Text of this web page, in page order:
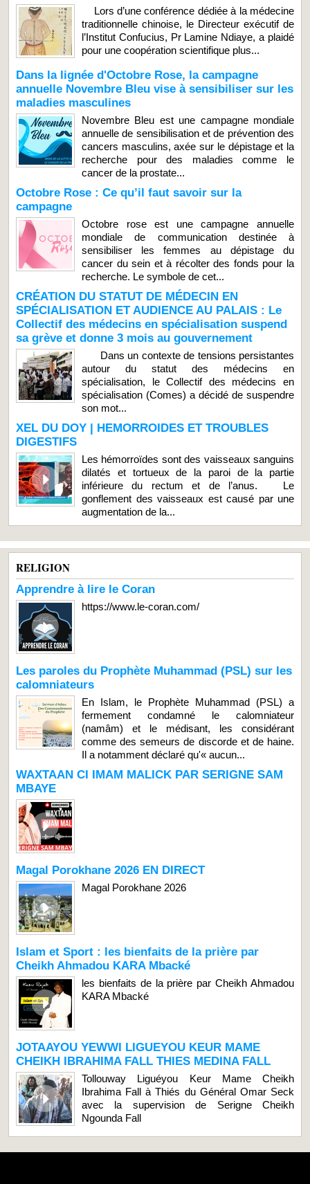
Lors d’une conférence dédiée à la médecine
traditionnelle chinoise, le Directeur exécutif de
l’Institut Confucius, Pr Lamine Ndiaye, a plaidé
pour une coopération scientifique plus...
Dans la lignée d'Octobre Rose, la campagne
annuelle Novembre Bleu vise à sensibiliser sur les
maladies masculines
Novembre Bleu est une campagne mondiale
annuelle de sensibilisation et de prévention des
cancers masculins, axée sur le dépistage et la
recherche pour des maladies comme le
cancer de la prostate...
Octobre Rose : Ce qu’il faut savoir sur la
campagne
Octobre rose est une campagne annuelle
mondiale de communication destinée à
sensibiliser les femmes au dépistage du
cancer du sein et à récolter des fonds pour la
recherche. Le symbole de cet...
CRÉATION DU STATUT DE MÉDECIN EN
SPÉCIALISATION ET AUDIENCE AU PALAIS : Le
Collectif des médecins en spécialisation suspend
sa grève et donne 3 mois au gouvernement
Dans un contexte de tensions persistantes
autour du statut des médecins en
spécialisation, le Collectif des médecins en
spécialisation (Comes) a décidé de suspendre
son mot...
XEL DU DOY | HEMORROIDES ET TROUBLES
DIGESTIFS
Les hémorroïdes sont des vaisseaux sanguins
dilatés et tortueux de la paroi de la partie
inférieure du rectum et de l’anus. Le
gonflement des vaisseaux est causé par une
augmentation de la...
RELIGION
Apprendre à lire le Coran
https://www.le-coran.com/
Les paroles du Prophète Muhammad (PSL) sur les
calomniateurs
En Islam, le Prophète Muhammad (PSL) a
fermement condamné le calomniateur
(namâm) et le médisant, les considérant
comme des semeurs de discorde et de haine.
Il a notamment déclaré qu'« aucun...
WAXTAAN CI IMAM MALICK PAR SERIGNE SAM
MBAYE
Magal Porokhane 2026 EN DIRECT
Magal Porokhane 2026
Islam et Sport : les bienfaits de la prière par
Cheikh Ahmadou KARA Mbacké
les bienfaits de la prière par Cheikh Ahmadou
KARA Mbacké
JOTAAYOU YEWWI LIGUEYOU KEUR MAME
CHEIKH IBRAHIMA FALL THIES MEDINA FALL
Tollouway Liguéyou Keur Mame Cheikh
Ibrahima Fall à Thiés du Général Omar Seck
avec la supervision de Serigne Cheikh
Ngounda Fall